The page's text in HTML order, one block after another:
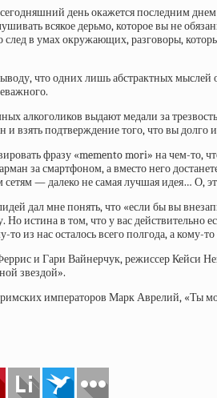
день окажется последним
всякое дерьмо, которое вы не
в умах окружающих, разговоры,
что одних лишь абстрактных мыслей
алкоголиков выдают медали за
и взять подтверждение того, что вы
фразу «memento mori» на чем-то,
за смартфоном, а вместо него
— далеко не самая лучшая идея… О,
дал мне понять, что «если бы вы
истина в том, что у вас действительно
из нас осталось всего полгода, а кому-то
и Гари Вайнерчук, режиссер Кейси
звездой».
императоров Марк Аврелий, «Ты